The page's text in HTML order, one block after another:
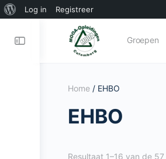
Over
Log in Registreer
Toggle
Groepen
Home / EHBO
EHBO
Resultaat 1–16 van de